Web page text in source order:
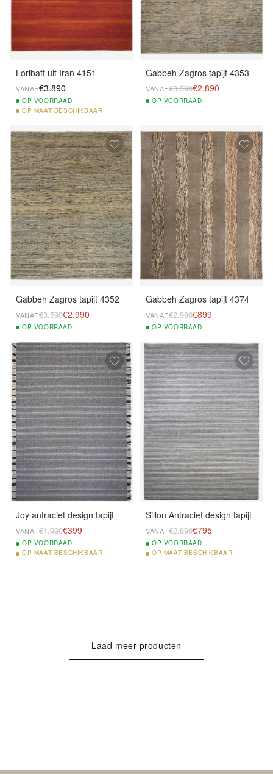
Loribaft uit Iran 4151
VANAF€3.890
OP VOORRAAD
OP MAAT BESCHIKBAAR
Gabbeh Zagros tapijt 4353
VANAF€3.590€2.890
OP VOORRAAD
Gabbeh Zagros tapijt 4352
VANAF€3.590€2.990
OP VOORRAAD
Gabbeh Zagros tapijt 4374
VANAF€2.990€899
OP VOORRAAD
Joy antraciet design tapijt
VANAF€1.990€399
OP VOORRAAD
OP MAAT BESCHIKBAAR
Sillon Antraciet design tapijt
VANAF€2.890€795
OP VOORRAAD
OP MAAT BESCHIKBAAR
Laad meer producten